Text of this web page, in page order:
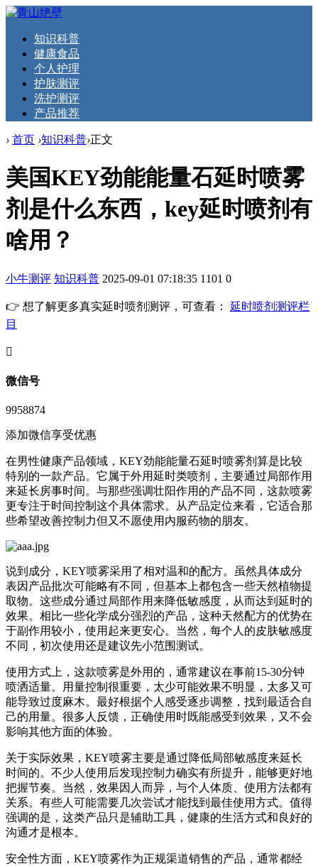
知识科普
健康食品
个人护理
护肤测评
洗护测评
产品推荐
› 首页 ›知识科普›正文
美国KEY劲能能量石延时喷雾
剂是什么东西，key延时喷剂有
啥用？
小牛测评 知识科普 2025-09-01 07:18:35 1101 0
👉 想了解更多真实延时喷剂测评，可查看： 延时喷剂测评栏
目
󦘖
微信号
9958874
添加微信享受优惠
在男性健康产品领域，KEY劲能能量石延时喷雾剂算是比较
特别的一款产品。它属于外用延时类喷剂，主要通过局部作用
来延长房事时间。与那些强调壮阳作用的产品不同，这款喷雾
更专注于时间控制这个具体需求。从产品定位来看，它适合那
些希望改善控制力但又不愿使用内服药物的朋友。
说到成分，KEY喷雾采用了相对温和的配方。虽然具体成分
表因产品批次可能略有不同，但基本上都包含一些天然植物提
取物。这些成分通过局部作用来降低敏感度，从而达到延时的
效果。相比一些化学成分强烈的产品，这种天然配方的优势在
于副作用较小，使用起来更安心。当然，每个人的皮肤敏感度
不同，初次使用还是建议先小范围测试。
使用方式上，这款喷雾是外用的，通常建议在事前15-30分钟
喷洒适量。用量控制很重要，太少可能效果不明显，太多又可
能导致过度麻木。最好根据个人感受逐步调整，找到最适合自
己的用量。很多人反馈，正确使用时既能感受到效果，又不会
影响其他方面的体验。
关于实际效果，KEY喷雾主要是通过降低局部敏感度来延长
时间的。不少人使用后发现控制力确实有所提升，能够更好地
把握节奏。当然，效果因人而异，与个人体质、使用方法都有
关系。有些人可能需要几次尝试才能找到最佳使用方式。值得
强调的是，这类产品只是辅助工具，健康的生活方式和良好的
沟通才是根本。
安全性方面，KEY喷雾作为正规渠道销售的产品，通常都经